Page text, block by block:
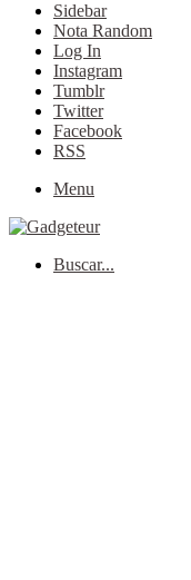
Sidebar
Nota Random
Log In
Instagram
Tumblr
Twitter
Facebook
RSS
Menu
Buscar...